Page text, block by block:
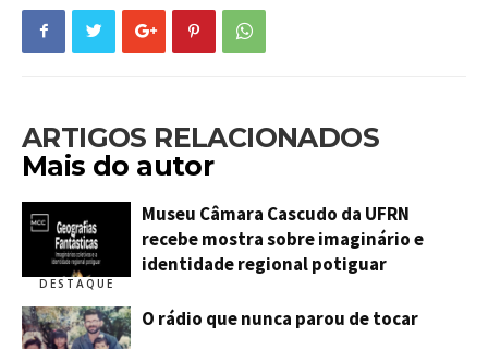
ARTIGOS RELACIONADOS
Mais do autor
DESTAQUE
Museu Câmara Cascudo da UFRN
recebe mostra sobre imaginário e
identidade regional potiguar
O rádio que nunca parou de tocar